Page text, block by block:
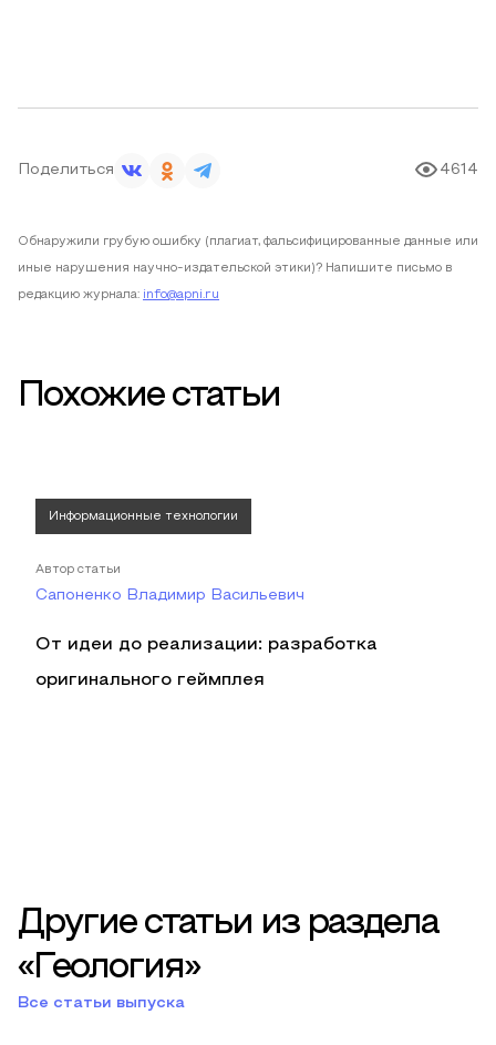
Поделиться 4614
Обнаружили грубую ошибку (плагиат, фальсифицированные данные или
иные нарушения научно-издательской этики)? Напишите письмо в
редакцию журнала: info@apni.ru
Похожие статьи
Информационные технологии
Автор статьи
Сапоненко Владимир Васильевич
От идеи до реализации: разработка
оригинального геймплея
Другие статьи из раздела
«Геология»
Все статьи выпуска